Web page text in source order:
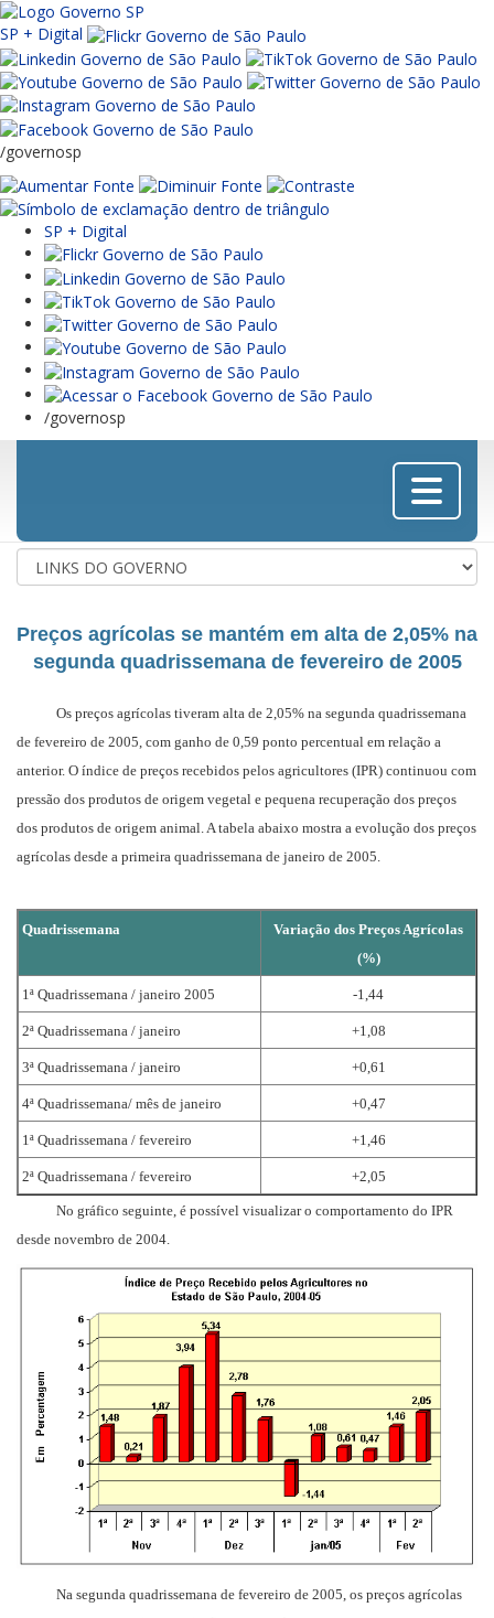
SP + Digital
/governosp
SP + Digital
/governosp
Menu
Preços agrícolas se mantém em alta de 2,05% na
segunda quadrissemana de fevereiro de 2005
Os preços agrícolas tiveram alta de 2,05% na segunda quadrissemana
de fevereiro de 2005, com ganho de 0,59 ponto percentual em relação a
anterior. O índice de preços recebidos pelos agricultores (IPR) continuou com
pressão dos produtos de origem vegetal e pequena recuperação dos preços
dos produtos de origem animal. A tabela abaixo mostra a evolução dos preços
agrícolas desde a primeira quadrissemana de janeiro de 2005.
Quadrissemana
Variação dos Preços Agrícolas
(%)
1ª Quadrissemana / janeiro 2005 -1,44
2ª Quadrissemana / janeiro +1,08
3ª Quadrissemana / janeiro +0,61
4ª Quadrissemana/ mês de janeiro +0,47
1ª Quadrissemana / fevereiro +1,46
2ª Quadrissemana / fevereiro +2,05
No gráfico seguinte, é possível visualizar o comportamento do IPR
desde novembro de 2004.
Na segunda quadrissemana de fevereiro de 2005, os preços agrícolas